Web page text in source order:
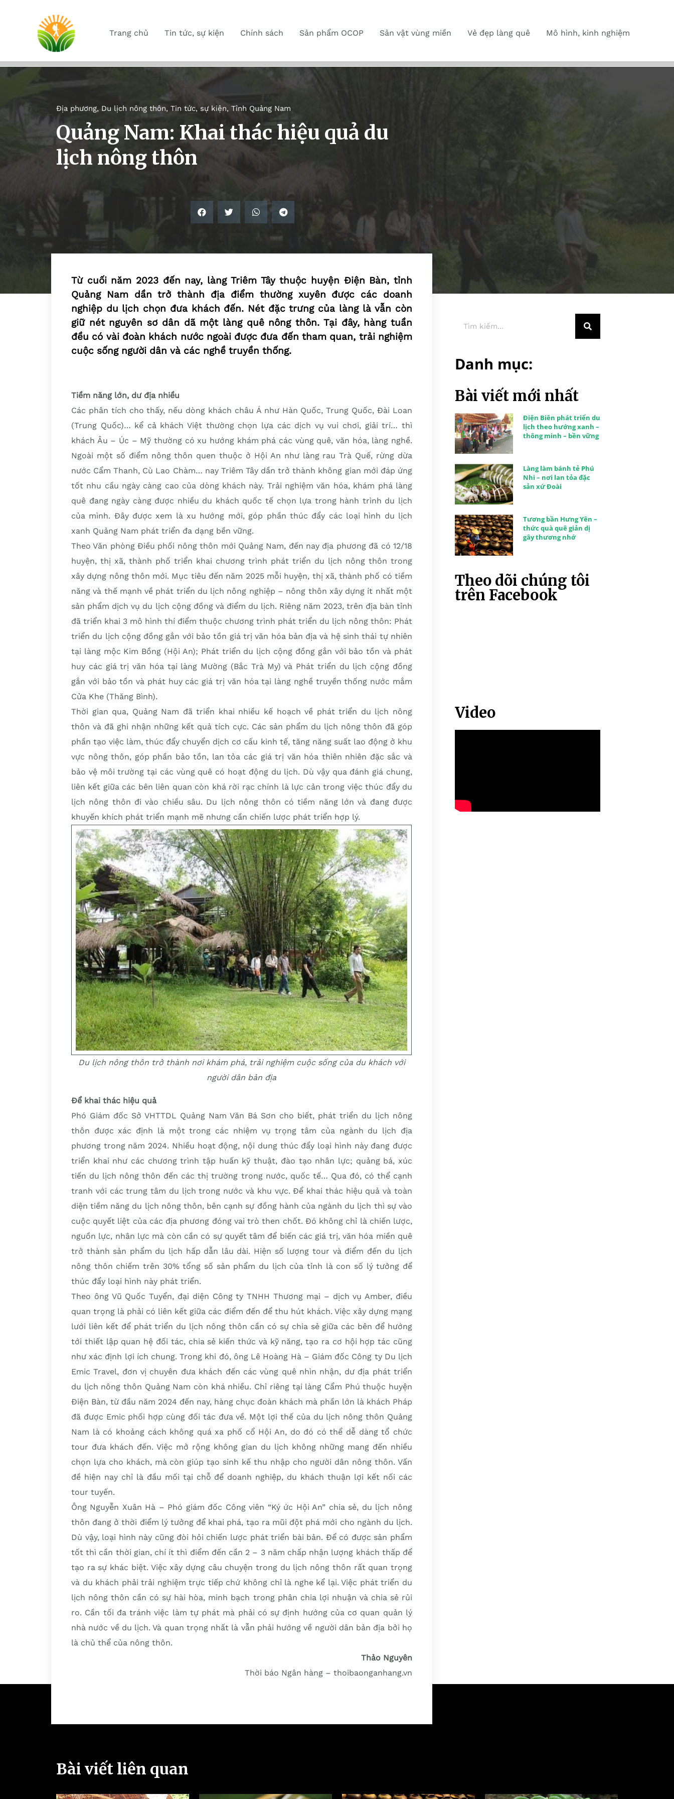
Trang chủ Tin tức, sự kiện Chính sách Sản phẩm OCOP Sản vật vùng miền Vẻ đẹp làng quê Mô hình, kinh nghiệm
Địa phương, Du lịch nông thôn, Tin tức, sự kiện, Tỉnh Quảng Nam
Quảng Nam: Khai thác hiệu quả du
lịch nông thôn
Từ cuối năm 2023 đến nay, làng Triêm Tây thuộc huyện Điện Bàn, tỉnh
Quảng Nam dần trở thành địa điểm thường xuyên được các doanh
nghiệp du lịch chọn đưa khách đến. Nét đặc trưng của làng là vẫn còn
giữ nét nguyên sơ dân dã một làng quê nông thôn. Tại đây, hàng tuần
đều có vài đoàn khách nước ngoài được đưa đến tham quan, trải nghiệm
cuộc sống người dân và các nghề truyền thống.
Tiềm năng lớn, dư địa nhiều
Các phân tích cho thấy, nếu dòng khách châu Á như Hàn Quốc, Trung Quốc, Đài Loan
(Trung Quốc)… kể cả khách Việt thường chọn lựa các dịch vụ vui chơi, giải trí… thì
khách Âu – Úc – Mỹ thường có xu hướng khám phá các vùng quê, văn hóa, làng nghề.
Ngoài một số điểm nông thôn quen thuộc ở Hội An như làng rau Trà Quế, rừng dừa
nước Cẩm Thanh, Cù Lao Chàm… nay Triêm Tây dần trở thành không gian mới đáp ứng
tốt nhu cầu ngày càng cao của dòng khách này. Trải nghiệm văn hóa, khám phá làng
quê đang ngày càng được nhiều du khách quốc tế chọn lựa trong hành trình du lịch
của mình. Đây được xem là xu hướng mới, góp phần thúc đẩy các loại hình du lịch
xanh Quảng Nam phát triển đa dạng bền vững.
Theo Văn phòng Điều phối nông thôn mới Quảng Nam, đến nay địa phương đã có 12/18
huyện, thị xã, thành phố triển khai chương trình phát triển du lịch nông thôn trong
xây dựng nông thôn mới. Mục tiêu đến năm 2025 mỗi huyện, thị xã, thành phố có tiềm
năng và thế mạnh về phát triển du lịch nông nghiệp – nông thôn xây dựng ít nhất một
sản phẩm dịch vụ du lịch cộng đồng và điểm du lịch. Riêng năm 2023, trên địa bàn tỉnh
đã triển khai 3 mô hình thí điểm thuộc chương trình phát triển du lịch nông thôn: Phát
triển du lịch cộng đồng gắn với bảo tồn giá trị văn hóa bản địa và hệ sinh thái tự nhiên
tại làng mộc Kim Bồng (Hội An); Phát triển du lịch cộng đồng gắn với bảo tồn và phát
huy các giá trị văn hóa tại làng Mường (Bắc Trà My) và Phát triển du lịch cộng đồng
gắn với bảo tồn và phát huy các giá trị văn hóa tại làng nghề truyền thống nước mắm
Cửa Khe (Thăng Bình).
Thời gian qua, Quảng Nam đã triển khai nhiều kế hoạch về phát triển du lịch nông
thôn và đã ghi nhận những kết quả tích cực. Các sản phẩm du lịch nông thôn đã góp
phần tạo việc làm, thúc đẩy chuyển dịch cơ cấu kinh tế, tăng năng suất lao động ở khu
vực nông thôn, góp phần bảo tồn, lan tỏa các giá trị văn hóa thiên nhiên đặc sắc và
bảo vệ môi trường tại các vùng quê có hoạt động du lịch. Dù vậy qua đánh giá chung,
liên kết giữa các bên liên quan còn khá rời rạc chính là lực cản trong việc thúc đẩy du
lịch nông thôn đi vào chiều sâu. Du lịch nông thôn có tiềm năng lớn và đang được
khuyến khích phát triển mạnh mẽ nhưng cần chiến lược phát triển hợp lý.
Du lịch nông thôn trở thành nơi khám phá, trải nghiệm cuộc sống của du khách với
người dân bản địa
Để khai thác hiệu quả
Phó Giám đốc Sở VHTTDL Quảng Nam Văn Bá Sơn cho biết, phát triển du lịch nông
thôn được xác định là một trong các nhiệm vụ trọng tâm của ngành du lịch địa
phương trong năm 2024. Nhiều hoạt động, nội dung thúc đẩy loại hình này đang được
triển khai như các chương trình tập huấn kỹ thuật, đào tạo nhân lực; quảng bá, xúc
tiến du lịch nông thôn đến các thị trường trong nước, quốc tế… Qua đó, có thể cạnh
tranh với các trung tâm du lịch trong nước và khu vực. Để khai thác hiệu quả và toàn
diện tiềm năng du lịch nông thôn, bên cạnh sự đồng hành của ngành du lịch thì sự vào
cuộc quyết liệt của các địa phương đóng vai trò then chốt. Đó không chỉ là chiến lược,
nguồn lực, nhân lực mà còn cần có sự quyết tâm để biến các giá trị, văn hóa miền quê
trở thành sản phẩm du lịch hấp dẫn lâu dài. Hiện số lượng tour và điểm đến du lịch
nông thôn chiếm trên 30% tổng số sản phẩm du lịch của tỉnh là con số lý tưởng để
thúc đẩy loại hình này phát triển.
Theo ông Vũ Quốc Tuyển, đại diện Công ty TNHH Thương mại – dịch vụ Amber, điều
quan trọng là phải có liên kết giữa các điểm đến để thu hút khách. Việc xây dựng mạng
lưới liên kết để phát triển du lịch nông thôn cần có sự chia sẻ giữa các bên để hướng
tới thiết lập quan hệ đối tác, chia sẻ kiến thức và kỹ năng, tạo ra cơ hội hợp tác cũng
như xác định lợi ích chung. Trong khi đó, ông Lê Hoàng Hà – Giám đốc Công ty Du lịch
Emic Travel, đơn vị chuyên đưa khách đến các vùng quê nhìn nhận, dư địa phát triển
du lịch nông thôn Quảng Nam còn khá nhiều. Chỉ riêng tại làng Cẩm Phú thuộc huyện
Điện Bàn, từ đầu năm 2024 đến nay, hàng chục đoàn khách mà phần lớn là khách Pháp
đã được Emic phối hợp cùng đối tác đưa về. Một lợi thế của du lịch nông thôn Quảng
Nam là có khoảng cách không quá xa phố cổ Hội An, do đó có thể dễ dàng tổ chức
tour đưa khách đến. Việc mở rộng không gian du lịch không những mang đến nhiều
chọn lựa cho khách, mà còn giúp tạo sinh kế thu nhập cho người dân nông thôn. Vấn
đề hiện nay chỉ là đầu mối tại chỗ để doanh nghiệp, du khách thuận lợi kết nối các
tour tuyến.
Ông Nguyễn Xuân Hà – Phó giám đốc Công viên “Ký ức Hội An” chia sẻ, du lịch nông
thôn đang ở thời điểm lý tưởng để khai phá, tạo ra mũi đột phá mới cho ngành du lịch.
Dù vậy, loại hình này cũng đòi hỏi chiến lược phát triển bài bản. Để có được sản phẩm
tốt thì cần thời gian, chí ít thì điểm đến cần 2 – 3 năm chấp nhận lượng khách thấp để
tạo ra sự khác biệt. Việc xây dựng câu chuyện trong du lịch nông thôn rất quan trọng
và du khách phải trải nghiệm trực tiếp chứ không chỉ là nghe kể lại. Việc phát triển du
lịch nông thôn cần có sự hài hòa, minh bạch trong phân chia lợi nhuận và chia sẻ rủi
ro. Cần tối đa tránh việc làm tự phát mà phải có sự định hướng của cơ quan quản lý
nhà nước về du lịch. Và quan trọng nhất là vẫn phải hướng về người dân bản địa bởi họ
là chủ thể của nông thôn.
Thảo Nguyên
Thời báo Ngân hàng – thoibaonganhang.vn
Danh mục:
Bài viết mới nhất
Điện Biên phát triển du
lịch theo hướng xanh –
thông minh – bền vững
Làng làm bánh tẻ Phú
Nhi – nơi lan tỏa đặc
sản xứ Đoài
Tương bần Hưng Yên –
thức quà quê giản dị
gây thương nhớ
Theo dõi chúng tôi
trên Facebook
Video
Bài viết liên quan